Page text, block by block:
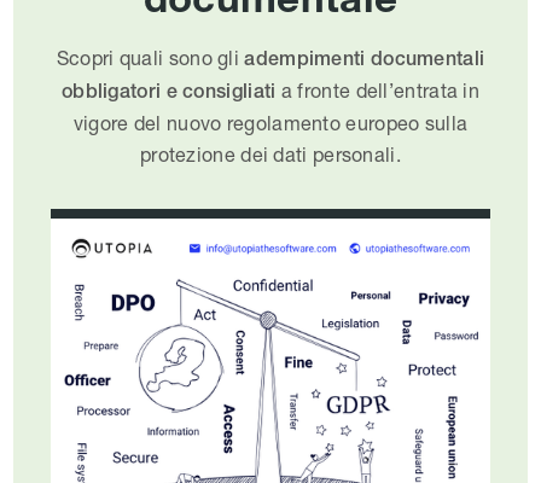
Scopri quali sono gliadempimenti documentali
obbligatori e consigliati a fronte dell’entrata in
vigore del nuovo regolamento europeo sulla
protezione dei dati personali.